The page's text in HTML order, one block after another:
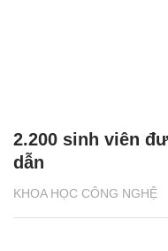
KHOA HỌC CÔNG NGHỆ
2.200 sinh viên
dẫn